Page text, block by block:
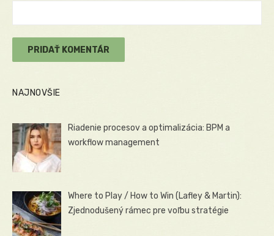
NAJNOVŠIE
Riadenie procesov a optimalizácia: BPM a
workflow management
Where to Play / How to Win (Lafley & Martin):
Zjednodušený rámec pre voľbu stratégie